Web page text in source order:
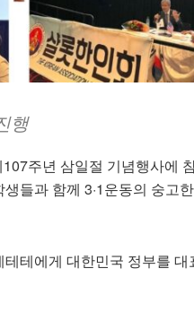
행
주년 삼일절 기념행사에
들과 함께 3·1운동의 숭고
테에게 대한민국 정부를 대